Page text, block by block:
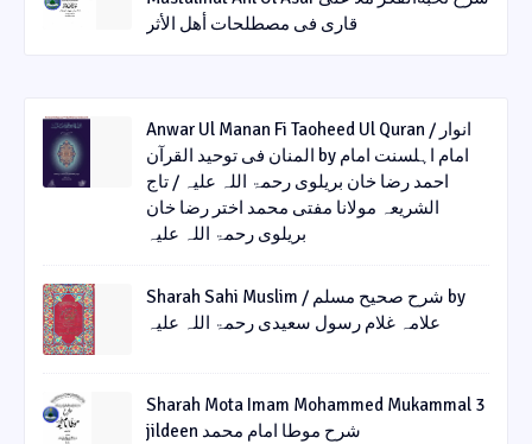
قاری فی مصطلحات أھل الأثر
Anwar Ul Manan Fi Taoheed Ul Quran / انوار
المنان فی توحید القرآن by امام اہلسنت امام
احمد رضا خان بریلوی رحمۃ اللہ علیہ / تاج
الشریعہ مولانا مفتی محمد اختر رضا خان
بریلوی رحمۃ اللہ علیہ
Sharah Sahi Muslim / شرح صحیح مسلم by
علامہ غلام رسول سعیدی رحمۃ اللہ علیہ
Sharah Mota Imam Mohammed Mukammal 3
jildeen شرح موطا امام محمد